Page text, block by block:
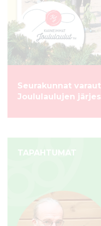
Seurakunnat
Joululaulujen
TAPAHTUMAT